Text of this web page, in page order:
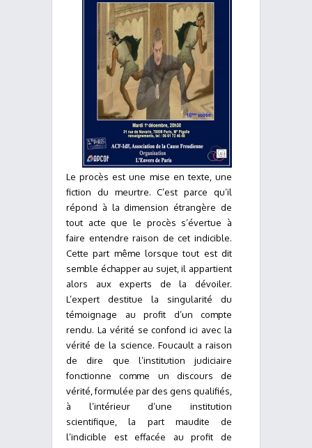
Le procès est une mise en texte, une
fiction du meurtre. C’est parce qu’il
répond à la dimension étrangère de
tout acte que le procès s’évertue à
faire entendre raison de cet indicible.
Cette part même lorsque tout est dit
semble échapper au sujet, il appartient
alors aux experts de la dévoiler.
L’expert destitue la singularité du
témoignage au profit d’un compte
rendu. La vérité se confond ici avec la
vérité de la science. Foucault a raison
de dire que l’institution judiciaire
fonctionne comme un discours de
vérité, formulée par des gens qualifiés,
à l’intérieur d’une institution
scientifique, la part maudite de
l’indicible est effacée au profit de